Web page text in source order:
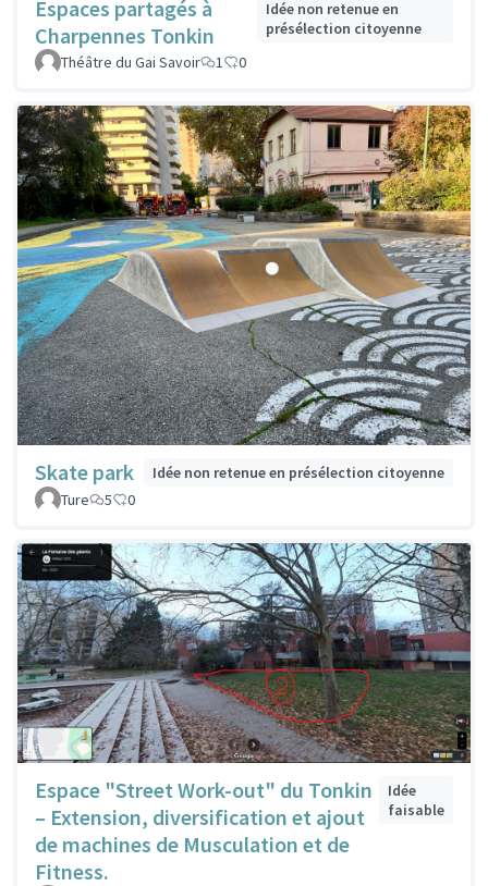
Espaces partagés à
Charpennes Tonkin
Idée non retenue en
présélection citoyenne
Théâtre du Gai Savoir
1 0
Skate park
Idée non retenue en présélection citoyenne
Ture
5 0
Espace "Street Work-out" du Tonkin
– Extension, diversification et ajout
de machines de Musculation et de
Fitness.
Idée
faisable